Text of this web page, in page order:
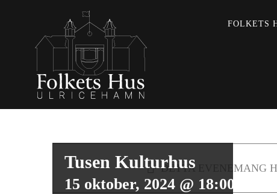
innehållet
FOLKETS
DETTA EVENEMANG
Tusen Kulturhus
15 oktober, 2024 @ 18:00